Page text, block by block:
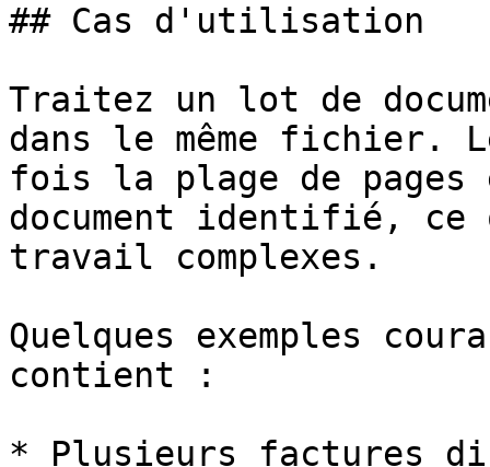
## Cas d'utilisation
Traitez un lot de
dans le même fichier.
fois la plage de pages
document identifié, ce
travail complexes.
Quelques exemples
contient :
* Plusieurs factures